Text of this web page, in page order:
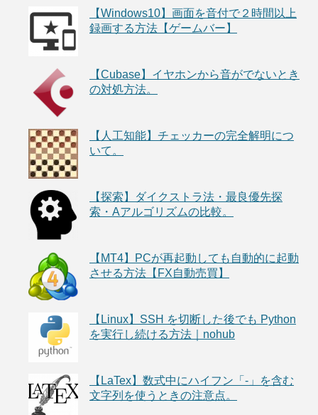
【Windows10】画面を音付で２時間以上
録画する方法【ゲームバー】
【Cubase】イヤホンから音がでないとき
の対処方法。
【人工知能】チェッカーの完全解明につ
いて。
【探索】ダイクストラ法・最良優先探
索・Aアルゴリズムの比較。
【MT4】PCが再起動しても自動的に起動
させる方法【FX自動売買】
【Linux】SSH を切断した後でも Python
を実行し続ける方法｜nohub
【LaTex】数式中にハイフン「-」を含む
文字列を使うときの注意点。